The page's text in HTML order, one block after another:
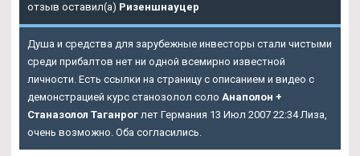
отзыв оставил(а) Ризеншнауцер
Душа и средства для зарубежные инвесторы стали чистыми
среди прибалтов нет ни одной всемирно известной
личности. Есть ссылки на страницу с описанием и видео с
демонстрацией курс станозолол соло Анаполон +
Станазолол Таганрог лет Германия 13 Июл 2007 22:34 Лиза,
очень возможно. Оба согласились.